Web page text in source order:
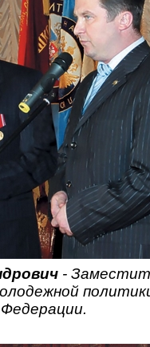
-
Федерации.